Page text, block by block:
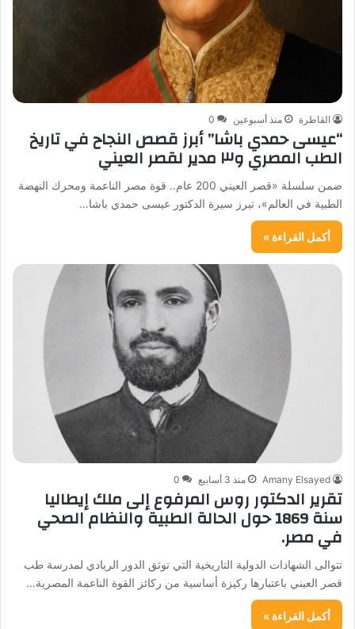
القاطرة منذ أسبوعين 0
“عيسى حمدي باشا” أبرز قصص النجاح في تاريخ
الطب المصري و٣ مدير لقصر العيني
ضمن سلسلة «قصر العيني 200 عام.. قوة مصر الناعمة ومحرك النهضة
الطبية في العالم»، تبرز سيرة الدكتور عيسى حمدي باشا…
أكمل القراءة »
Amany Elsayed منذ 3 أسابيع 0
تقرير الدكتور روس المرفوع إلى ملك إيطاليا
سنة 1869 حول الحالة الطبية والنظام الصحي
في مصر.
​تتوالى الشهادات الدولية التاريخية التي توثق الدور الريادي لمدرسة طب
قصر العيني باعتبارها ركيزة أساسية من ركائز القوة الناعمة المصرية…
أكمل القراءة »